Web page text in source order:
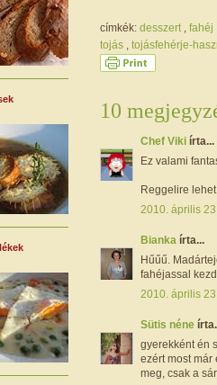
címkék: desszert fahéj
tojás
tojásfehérje-
10
Chef Viki írta...
Ez valami
Reggelire
2010. április
Bianka írta...
Hűűű.
fahéjassal
2010. április
Sütis néne
gyerekként én
ezért most már
meg, csak a